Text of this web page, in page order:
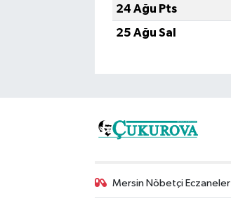
24 Ağu Pts
25 Ağu Sal
Mersin Nöbetçi Eczaneler